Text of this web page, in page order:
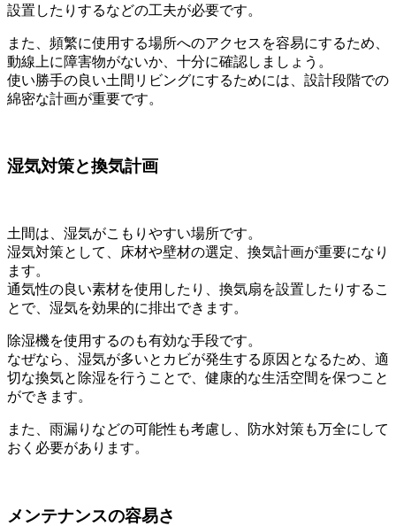
設置したりするなどの工夫が必要です。
また、頻繁に使用する場所へのアクセスを容易にするため、
動線上に障害物がないか、十分に確認しましょう。
使い勝手の良い土間リビングにするためには、設計段階での
綿密な計画が重要です。
湿気対策と換気計画
土間は、湿気がこもりやすい場所です。
湿気対策として、床材や壁材の選定、換気計画が重要になり
ます。
通気性の良い素材を使用したり、換気扇を設置したりするこ
とで、湿気を効果的に排出できます。
除湿機を使用するのも有効な手段です。
なぜなら、湿気が多いとカビが発生する原因となるため、適
切な換気と除湿を行うことで、健康的な生活空間を保つこと
ができます。
また、雨漏りなどの可能性も考慮し、防水対策も万全にして
おく必要があります。
メンテナンスの容易さ